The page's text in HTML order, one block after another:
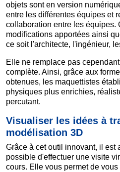
objets sont en version
entre les différentes équipes et
collaboration entre les équipes.
modifications apportées ainsi
ce soit l'architecte, l'ingénieur,
Elle ne remplace pas
complète. Ainsi, grâce aux
obtenues, les maquettistes
physiques plus enrichies,
percutant.
Visualiser les idées à
modélisation 3D
Grâce à cet outil innovant, il est
possible d'effectuer une visite
cours. Elle vous permet de